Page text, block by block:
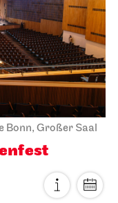
Bonn, Großer Saal